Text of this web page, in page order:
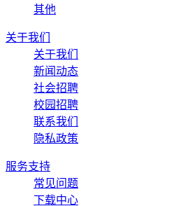
其他
关于我们
关于我们
新闻动态
社会招聘
校园招聘
联系我们
隐私政策
服务支持
常见问题
下载中心